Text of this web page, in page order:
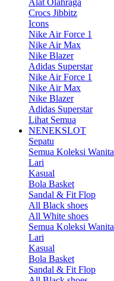
Alat Olahraga
Crocs Jibbitz
Icons
Nike Air Force 1
Nike Air Max
Nike Blazer
Adidas Superstar
Nike Air Force 1
Nike Air Max
Nike Blazer
Adidas Superstar
Lihat Semua
NENEKSLOT
Sepatu
Semua Koleksi Wanita
Lari
Kasual
Bola Basket
Sandal & Fit Flop
All Black shoes
All White shoes
Semua Koleksi Wanita
Lari
Kasual
Bola Basket
Sandal & Fit Flop